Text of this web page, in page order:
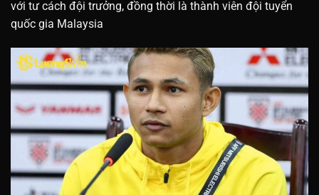
với tư cách đội trưởng, đồng thời là thành viên đội tuyển
quốc gia Malaysia